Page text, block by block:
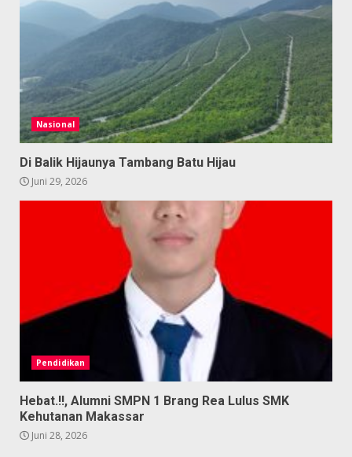
Nasional
Di Balik Hijaunya Tambang Batu Hijau
Juni 29, 2026
Pendidikan
Hebat.!!, Alumni SMPN 1 Brang Rea Lulus SMK
Kehutanan Makassar
Juni 28, 2026